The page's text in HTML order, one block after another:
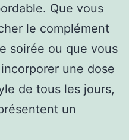
Que vous
le complément
soirée ou que vous
une dose
de tous les jours,
un